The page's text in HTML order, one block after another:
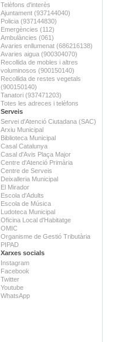
Telèfons d'interès
Ajuntament (937144040)
Policia (937144830)
Emergències (112)
Ambulàncies (061)
Avaries enllumenat (686216138)
Avaries aigua (900304070)
Recollida de mobles i altres
voluminosos (900150140)
Recollida de restes vegetals
(900150140)
Tanatori (937471203)
Totes les adreces i telèfons
Serveis
Servei d'Atenció Ciutadana (SAC)
Arxiu Municipal
Biblioteca Municipal
Casal Catalunya
Casal d'Avis Plaça Major
Centre d'Atenció Primària
Centre de Serveis
Deixalleria Municipal
El Mirador
Escola d'Adults
Escola de Música
Ludoteca Municipal
Oficina Local d'Habitatge
OMIC
Organisme de Gestió Tributària
PIPAD
Xarxes socials
Instagram
Facebook
Twitter
Youtube
WhatsApp